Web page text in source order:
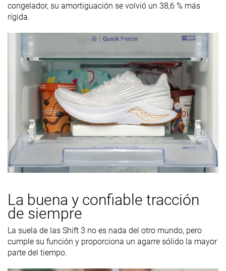
congelador, su amortiguación se volvió un 38,6 % más
rígida.
La buena y confiable tracción
de siempre
La suela de las Shift 3 no es nada del otro mundo, pero
cumple su función y proporciona un agarre sólido la mayor
parte del tiempo.